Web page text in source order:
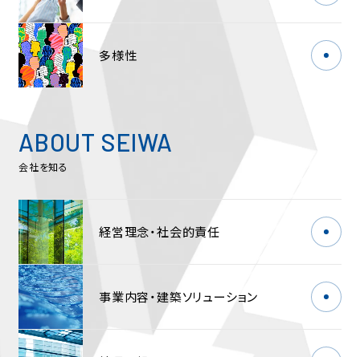
多様性
ABOUT SEIWA
会社を知る
経営理念・社会的責任
事業内容・建築ソリューション